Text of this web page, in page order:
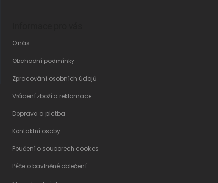
O nás
Obchodní podmínky
Zpracování osobních údajů
Vrácení zboží a reklamace
Doprava a platba
Kontaktní osoby
Poučení o souborech cookies
Péče o bavlněné oblečení